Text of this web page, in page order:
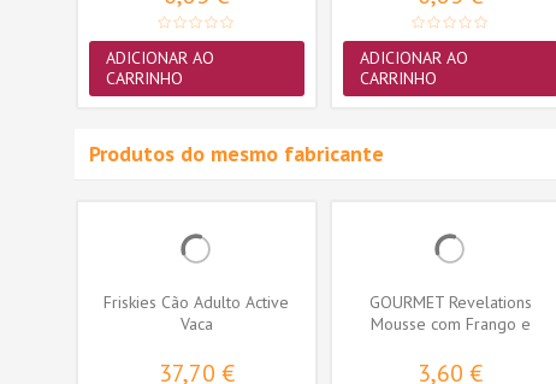
ADICIONAR AO
CARRINHO
ADICIONAR AO
CARRINHO
Produtos do mesmo fabricante
Friskies Cão Adulto Active
Vaca
37,70 €
GOURMET Revelations
Mousse com Frango e
3,60 €